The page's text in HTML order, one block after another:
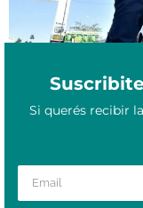
Si querés recibir